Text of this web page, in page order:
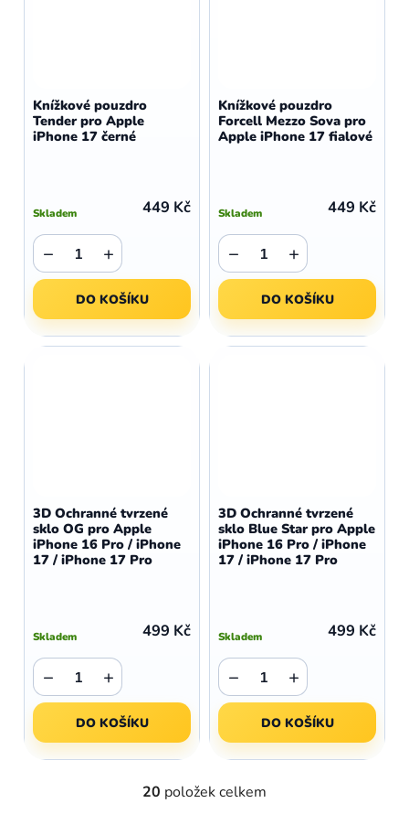
Knížkové pouzdro
Tender pro Apple
iPhone 17 černé
Skladem 449 Kč
+
−
DO KOŠÍKU
Knížkové pouzdro
Forcell Mezzo Sova pro
Apple iPhone 17 fialové
Skladem 449 Kč
+
−
DO KOŠÍKU
3D Ochranné tvrzené
sklo OG pro Apple
iPhone 16 Pro / iPhone
17 / iPhone 17 Pro
Skladem 499 Kč
+
−
DO KOŠÍKU
3D Ochranné tvrzené
sklo Blue Star pro Apple
iPhone 16 Pro / iPhone
17 / iPhone 17 Pro
Skladem 499 Kč
+
−
DO KOŠÍKU
O
20 položek celkem